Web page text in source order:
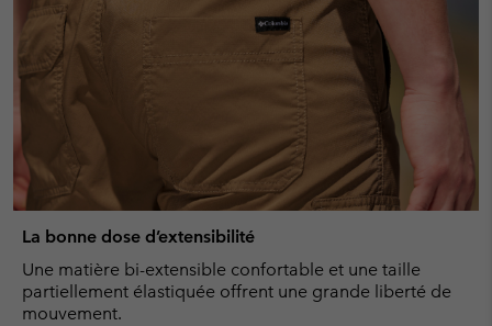
La bonne dose d’extensibilité
Une matière bi-extensible confortable et une taille
partiellement élastiquée offrent une grande liberté de
mouvement.